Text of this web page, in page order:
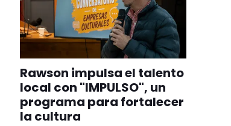
Rawson impulsa el talento
local con "IMPULSO", un
programa para fortalecer
la cultura